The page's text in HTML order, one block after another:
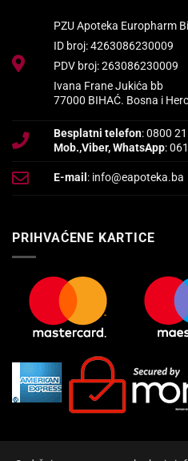
PZU Apoteka Europharm
ID broj: 4263086230009
PDV broj: 263086230009
Ivana Frane Jukića bb
77000 BIHAĆ. Bosna i
Besplatni telefon: 0800
Mob.,Viber, WhatsApp:
E-mail : info@eapoteka.ba
PRIHVAĆENE KARTICE